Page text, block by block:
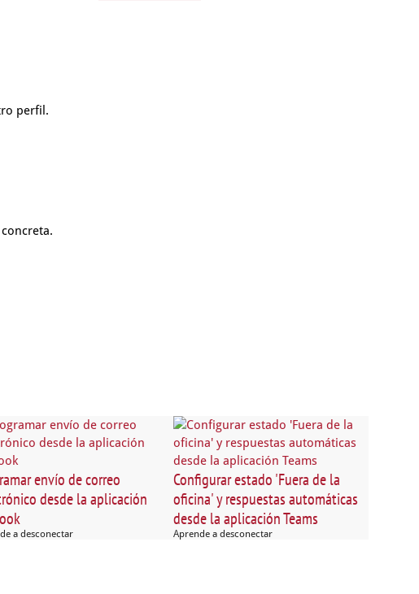
perfil.
envío de correo
desde la aplicación
a desconectar
Configurar estado 'Fuera de la
oficina' y respuestas automáticas
desde la aplicación Teams
Aprende a desconectar